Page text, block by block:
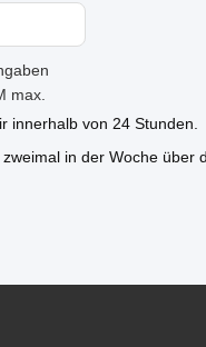
max.
innerhalb von 24 Stunden.
in der Woche